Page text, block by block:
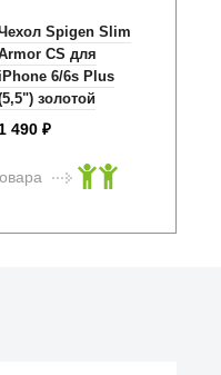
Spigen Slim
CS для
iPhone 6/6s Plus
золотой
SGP10913
1 490 ₽